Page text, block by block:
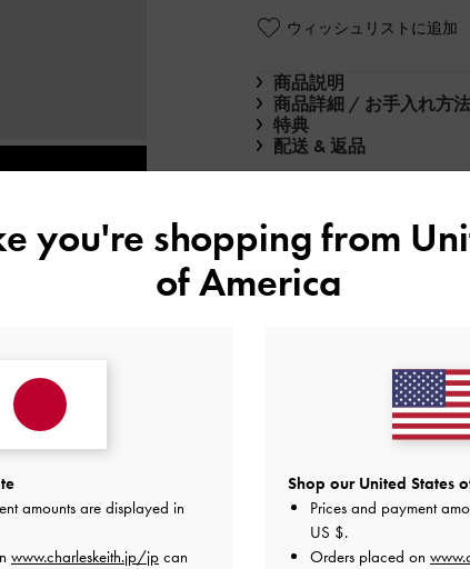
ウィッシュリストに追加
商品説明
商品詳細 / お手入れ方法
特典
配送 & 返品
レビューは購入した方のみ投稿ができます。
you're shopping from
of America
amounts are displayed in
www.charleskeith.jp/jp can
Shop our United States
Prices and payment
US $.
Orders placed on